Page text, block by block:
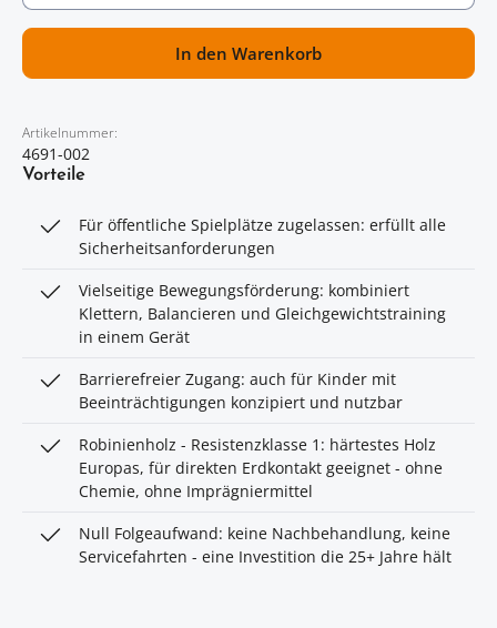
In den Warenkorb
Artikelnummer:
4691-002
Vorteile
Für öffentliche Spielplätze zugelassen: erfüllt alle
Sicherheitsanforderungen
Vielseitige Bewegungsförderung: kombiniert
Klettern, Balancieren und Gleichgewichtstraining
in einem Gerät
Barrierefreier Zugang: auch für Kinder mit
Beeinträchtigungen konzipiert und nutzbar
Robinienholz - Resistenzklasse 1: härtestes Holz
Europas, für direkten Erdkontakt geeignet - ohne
Chemie, ohne Imprägniermittel
Null Folgeaufwand: keine Nachbehandlung, keine
Servicefahrten - eine Investition die 25+ Jahre hält